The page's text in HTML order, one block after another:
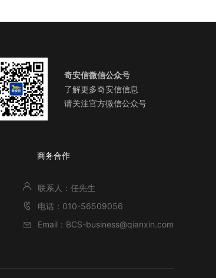
奇安信微信公众号
了解更多奇安信信息
请关注官方微信公众号
关于北京网络安全大会
商务合作
联系人：任先生
电话：010-56509056
Email：BCS-business@qianxin.com